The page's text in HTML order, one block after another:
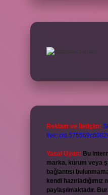
Reklam ve İletişim:
Yasal Uyarı: Bu
marka, kurum veya
bağlantısı
kendi hazırladığımız
paylaşılmaktadır.